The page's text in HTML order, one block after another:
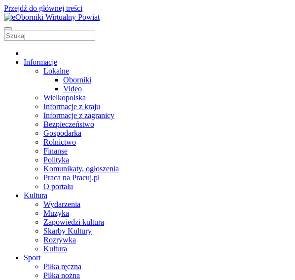
Przejdź do głównej treści
Informacje
Lokalne
Oborniki
Video
Wielkopolska
Informacje z kraju
Informacje z zagranicy
Bezpieczeństwo
Gospodarka
Rolnictwo
Finanse
Polityka
Komunikaty, ogłoszenia
Praca na Pracuj.pl
O portalu
Kultura
Wydarzenia
Muzyka
Zapowiedzi kultura
Skarby Kultury
Rozrywka
Kultura
Sport
Piłka ręczna
Piłka nożna